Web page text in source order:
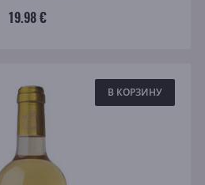
19.98 €
В КОРЗИНУ